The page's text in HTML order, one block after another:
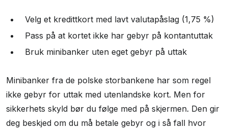
Velg et kredittkort med lavt valutapåslag (1,75 %)
Pass på at kortet ikke har gebyr på kontantuttak
Bruk minibanker uten eget gebyr på uttak
Minibanker fra de polske storbankene har som regel
ikke gebyr for uttak med utenlandske kort. Men for
sikkerhets skyld bør du følge med på skjermen. Den gir
deg beskjed om du må betale gebyr og i så fall hvor